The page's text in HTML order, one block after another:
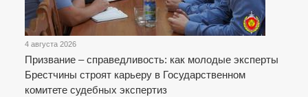
4 августа 2026
Призвание – справедливость: как молодые эксперты
Брестчины строят карьеру в Государственном
комитете судебных экспертиз